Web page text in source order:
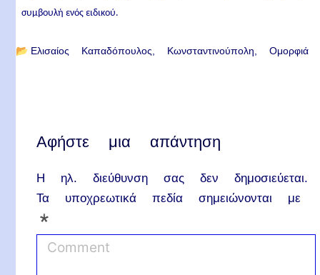
συμβουλή ενός ειδικού.
📂 Ελισαίος Καπαδόπουλος Κωνσταντινούπολη Ομορφιά
Αφήστε μια απάντηση
Η ηλ. διεύθυνση σας δεν δημοσιεύεται.
Τα υποχρεωτικά πεδία σημειώνονται με
*